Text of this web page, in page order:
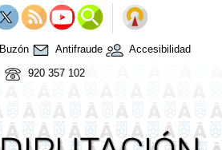
Buzón Antifraude
Accesibilidad
920 357 102